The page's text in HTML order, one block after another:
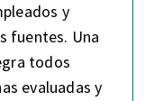
y
fuentes. Una
todos
evaluadas y